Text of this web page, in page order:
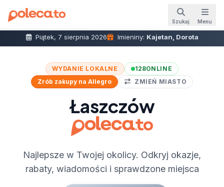
Szukaj Menu
Piątek, 7 sierpnia 2026 Imieniny: Kajetan, Dorota
WYDANIE LOKALNE 128ONLINE
Zrób zakupy na Allegro
ZMIEŃ MIASTO
Łaszczów
Najlepsze w Twojej okolicy. Odkryj okazje,
rabaty, wiadomości i sprawdzone miejsca